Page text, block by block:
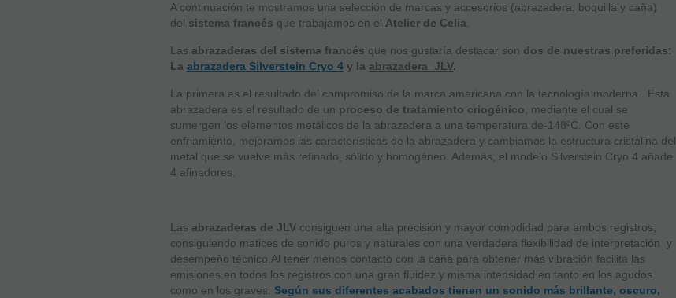
A continuación te mostramos una selección de marcas y accesorios (abrazadera, boquilla y caña)
del sistema francés que trabajamos en el Atelier de Celia.
Las abrazaderas del sistema francés que nos gustaría destacar son dos de nuestras preferidas:
La abrazadera Silverstein Cryo 4 y la abrazadera JLV.
La primera es el resultado del compromiso de la marca americana con la tecnología moderna . Esta
abrazadera es el resultado de un proceso de tratamiento criogénico, mediante el cual se
sumergen los elementos metálicos de la abrazadera a una temperatura de-148ºC. Con este
enfriamiento, mejoramos las características de la abrazadera y cambiamos la estructura cristalina del
metal que se vuelve más refinado, sólido y homogéneo. Además, el modelo Silverstein Cryo 4 añade
4 afinadores.
Las abrazaderas de JLV consiguen una alta precisión y mayor comodidad para ambos registros,
consiguiendo matices de sonido puros y naturales con una verdadera flexibilidad de interpretación y
desempeño técnico.Al tener menos contacto con la caña para obtener más vibración facilita las
emisiones en todos los registros con una gran fluidez y misma intensidad en tanto en los agudos
como en los graves. Según sus diferentes acabados tienen un sonido más brillante, oscuro,